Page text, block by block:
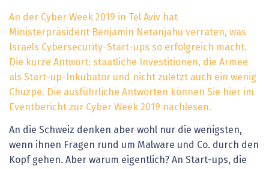
An der Cyber Week 2019 in Tel Aviv hat
Ministerpräsident Benjamin Netanjahu verraten, was
Israels Cybersecurity-Start-ups so erfolgreich macht.
Die kurze Antwort: staatliche Investitionen, die Armee
als Start-up-Inkubator und nicht zuletzt auch ein wenig
Chuzpe. Die ausführliche Antworten können Sie hier im
Eventbericht zur Cyber Week 2019 nachlesen.
An die Schweiz denken aber wohl nur die wenigsten,
wenn ihnen Fragen rund um Malware und Co. durch den
Kopf gehen. Aber warum eigentlich? An Start-ups, die